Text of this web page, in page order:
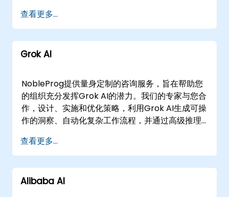
线下的战略咨询服务。我们的远程服务通过交互式
的远程桌面环境进行，确保跨距离的无缝协作。或
者，我们的线下顾问可以直接在的您组织设施或我
们位于的专用企业咨询中心工作。 NobleProg --
查看更多...
Grok AI
NobleProg提供量身定制的咨询服务，旨在帮助您
的组织充分发挥Grok AI的潜力。我们的专家与您合
作，设计、实施和优化策略，利用Grok AI生成可操
作的洞察、自动化复杂工作流程，并通过高级推理
施中进行现场集成支持，还是通过安全交互会议提
供远程咨询，我们的团队都能提供无缝体验。我们
根据您的具体操作需求调整方法，确保AI能力的顺
利部署和优化。 NobleProg——您的本地咨询合作
查看更多...
Alibaba AI